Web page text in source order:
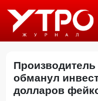
обманул
долларов